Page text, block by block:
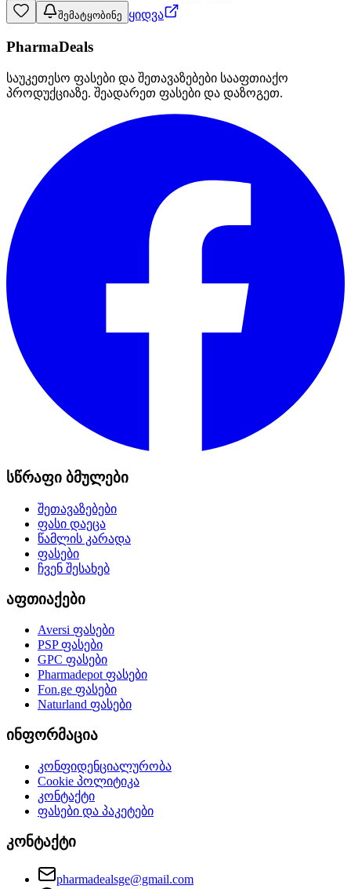
შემატყობინე ყიდვა
PharmaDeals
საუკეთესო ფასები და შეთავაზებები სააფთიაქო
პროდუქციაზე. შეადარეთ ფასები და დაზოგეთ.
სწრაფი ბმულები
შეთავაზებები
ფასი დაეცა
წამლის კარადა
ფასები
ჩვენ შესახებ
აფთიაქები
Aversi ფასები
PSPფასები
GPC ფასები
Pharmadepotფასები
Fon.ge ფასები
Naturland ფასები
ინფორმაცია
კონფიდენციალურობა
Cookie პოლიტიკა
კონტაქტი
ფასები და პაკეტები
კონტაქტი
pharmadealsge@gmail.com